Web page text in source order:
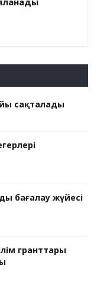
сақталады
бағалау жүйесі
гранттары